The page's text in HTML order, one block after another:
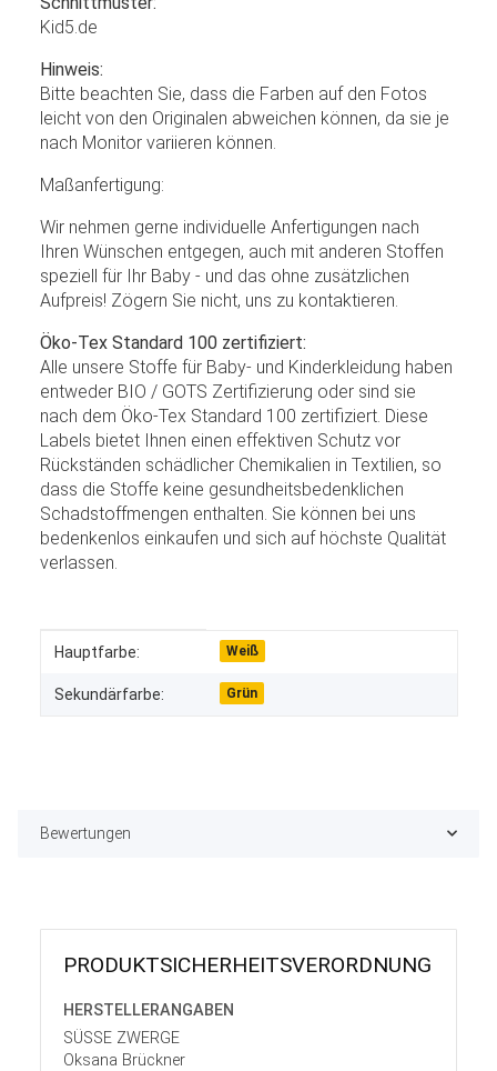
Kid5.de
Hinweis:
Bitte beachten Sie, dass die Farben auf den Fotos
leicht von den Originalen abweichen können, da sie je
nach Monitor variieren können.
Maßanfertigung:
Wir nehmen gerne individuelle Anfertigungen nach
Ihren Wünschen entgegen, auch mit anderen Stoffen
speziell für Ihr Baby - und das ohne zusätzlichen
Aufpreis! Zögern Sie nicht, uns zu kontaktieren.
Öko-Tex Standard 100 zertifiziert:
Alle unsere Stoffe für Baby- und Kinderkleidung haben
entweder BIO / GOTS Zertifizierung oder sind sie
nach dem Öko-Tex Standard 100 zertifiziert. Diese
Labels bietet Ihnen einen effektiven Schutz vor
Rückständen schädlicher Chemikalien in Textilien, so
dass die Stoffe keine gesundheitsbedenklichen
Schadstoffmengen enthalten. Sie können bei uns
bedenkenlos einkaufen und sich auf höchste Qualität
verlassen.
Produkteigenschaft
Wert
Hauptfarbe: Weiß
Sekundärfarbe: Grün
Bewertungen
PRODUKT­SICHER­HEITS­VER­ORD­NUNG
HERSTELLER­ANGABEN
SÜSSE ZWERGE
Oksana Brückner